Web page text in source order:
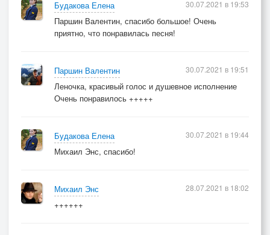
Будакова Елена
Паршин Валентин, спасибо большое! Очень
приятно, что понравилась песня!
30.07.2021 в 19:53
Паршин Валентин
Леночка, красивый голос и душевное исполнение
Очень понравилось +++++
30.07.2021 в 19:51
Будакова Елена
Михаил Энс, спасибо!
30.07.2021 в 19:44
Михаил Энс
++++++
28.07.2021 в 18:02